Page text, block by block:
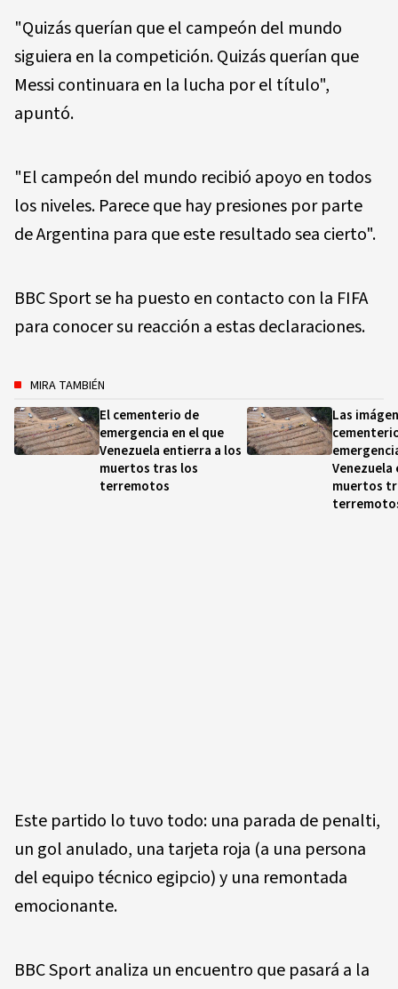
"Quizás querían que el campeón del mundo
siguiera en la competición. Quizás querían que
Messi continuara en la lucha por el título",
apuntó.
"El campeón del mundo recibió apoyo en todos
los niveles. Parece que hay presiones por parte
de Argentina para que este resultado sea cierto".
BBC Sport se ha puesto en contacto con la FIFA
para conocer su reacción a estas declaraciones.
MIRA TAMBIÉN
El cementerio de
emergencia en el que
Venezuela entierra a los
muertos tras los
terremotos
Las
muertos
Este partido lo tuvo todo: una parada de penalti,
un gol anulado, una tarjeta roja (a una persona
del equipo técnico egipcio) y una remontada
emocionante.
BBC Sport analiza un encuentro que pasará a la